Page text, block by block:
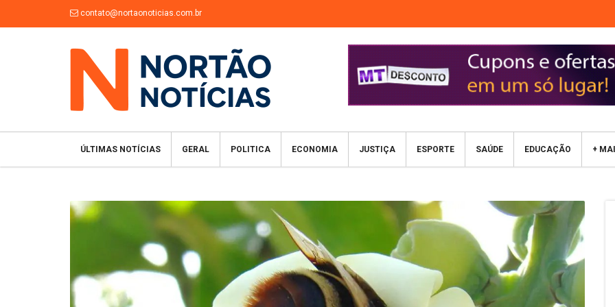
contato@nortaonoticias.com.br
ÚLTIMAS NOTÍCIAS GERAL POLITICA ECONOMIA JUSTIÇA ESPORTE SAÚDE EDUCAÇÃO +